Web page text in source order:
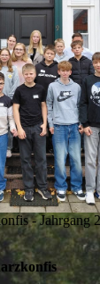
- Jahrgang